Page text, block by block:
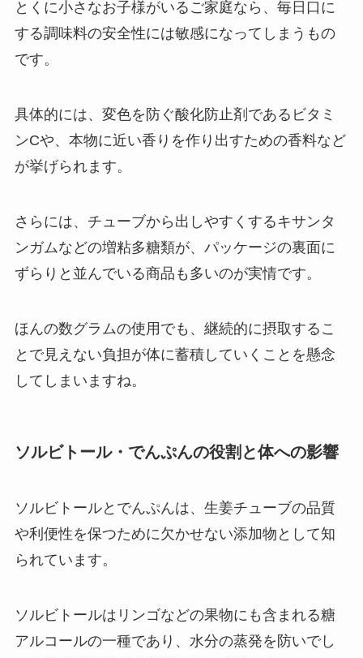
とくに小さなお子様がいるご家庭なら、毎日口に
する調味料の安全性には敏感になってしまうもの
です。
具体的には、変色を防ぐ酸化防止剤であるビタミ
ンCや、本物に近い香りを作り出すための香料など
が挙げられます。
さらには、チューブから出しやすくするキサンタ
ンガムなどの増粘多糖類が、パッケージの裏面に
ずらりと並んでいる商品も多いのが実情です。
ほんの数グラムの使用でも、継続的に摂取するこ
とで見えない負担が体に蓄積していくことを懸念
してしまいますね。
ソルビトール・でんぷんの役割と体への影響
ソルビトールとでんぷんは、生姜チューブの品質
や利便性を保つために欠かせない添加物として知
られています。
ソルビトールはリンゴなどの果物にも含まれる糖
アルコールの一種であり、水分の蒸発を防いでし